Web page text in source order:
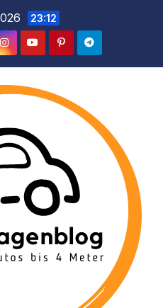
öffnen
23:12